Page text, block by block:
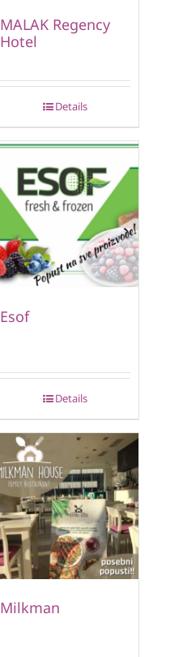
MALAK Regency
Hotel
Details
Esof
Details
Milkman